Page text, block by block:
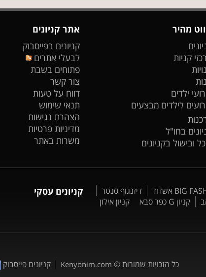
מהיר
קניות
ילדים
לילדים מבצעים
בחו"ל
ובישול בקניונים
אתר קניונים
קניונים בפייסבוק
לבעלי אתרים
פתוחים בשבת
צור קשר
דווח על טעות
תנאי שימוש
הצהרת נגישות
מדיניות פרטיות
משרות באתר
דיזנגוף סנטר
קניון G כפר סבא קניון אילון
קניונים עסקי
כל הזכויות שמורות © Kenyonim.com
|קניונים פייסבוק